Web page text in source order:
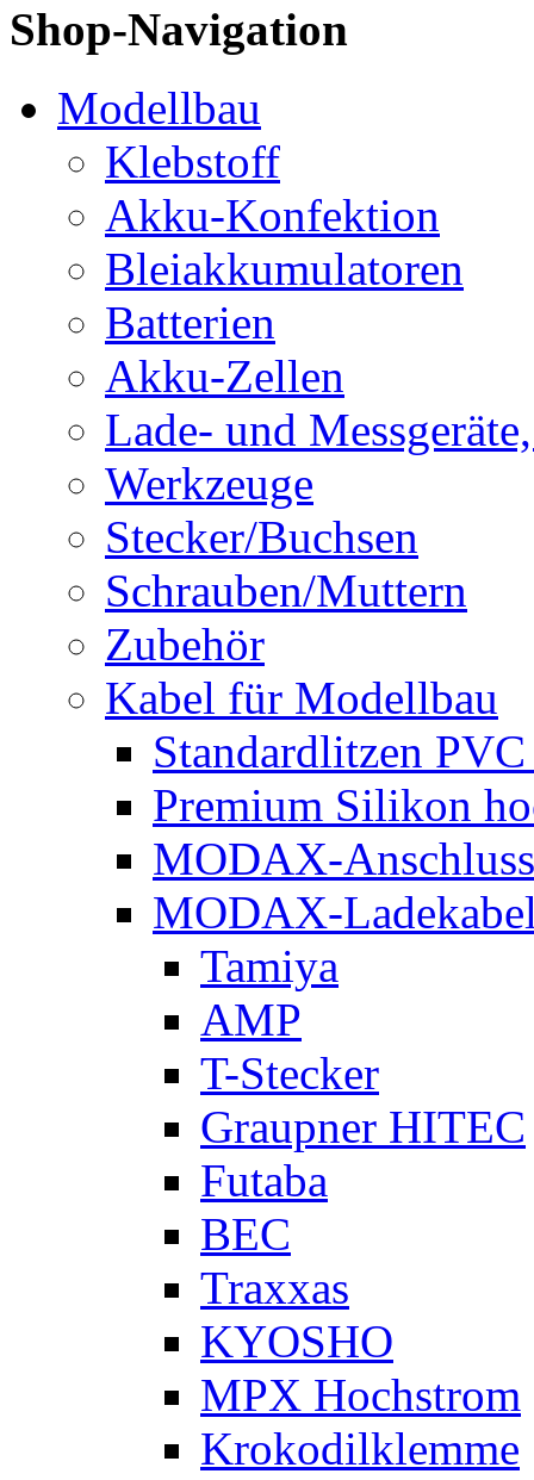
Shop-Navigation
Modellbau
Klebstoff
Akku-Konfektion
Bleiakkumulatoren
Batterien
Akku-Zellen
Lade- und
Werkzeuge
Stecker/Buchsen
Schrauben/Muttern
Zubehör
Kabel für Modellbau
Standardlitzen
Premium Silikon
MODAX-
MODAX-
Tamiya
AMP
T-Stecker
Graupner HITEC
Futaba
BEC
Traxxas
KYOSHO
MPX Hochstrom
Krokodilklemme